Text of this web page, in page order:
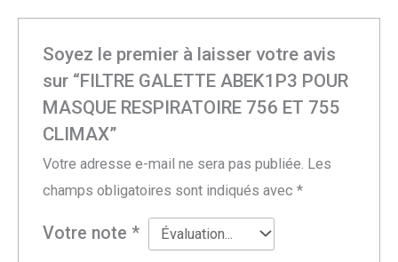
Soyez le premier à laisser votre avis
sur “FILTRE GALETTE ABEK1P3 POUR
MASQUE RESPIRATOIRE 756 ET 755
CLIMAX”
Votre adresse e-mail ne sera pas publiée. Les
champs obligatoires sont indiqués avec*
Votre note*